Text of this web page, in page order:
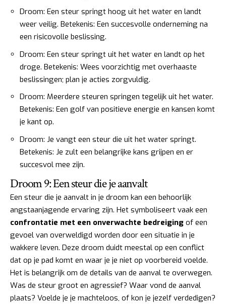
Droom: Een steur springt hoog uit het water en landt
weer veilig. Betekenis: Een succesvolle onderneming na
een risicovolle beslissing.
Droom: Een steur springt uit het water en landt op het
droge. Betekenis: Wees voorzichtig met overhaaste
beslissingen; plan je acties zorgvuldig.
Droom: Meerdere steuren springen tegelijk uit het water.
Betekenis: Een golf van positieve energie en kansen komt
je kant op.
Droom: Je vangt een steur die uit het water springt.
Betekenis: Je zult een belangrijke kans grijpen en er
succesvol mee zijn.
Droom 9: Een steur die je aanvalt
Een steur die je aanvalt in je droom kan een behoorlijk
angstaanjagende ervaring zijn. Het symboliseert vaak een
confrontatie met een onverwachte bedreiging of een
gevoel van overweldigd worden door een situatie in je
wakkere leven. Deze droom duidt meestal op een conflict
dat op je pad komt en waar je je niet op voorbereid voelde.
Het is belangrijk om de details van de aanval te overwegen.
Was de steur groot en agressief? Waar vond de aanval
plaats? Voelde je je machteloos, of kon je jezelf verdedigen?